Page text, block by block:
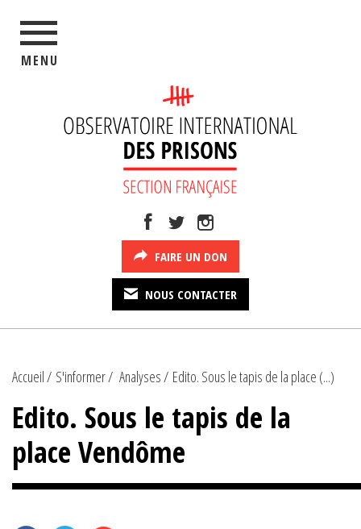
MENU
FAIRE UN DON
NOUS CONTACTER
Accueil S'informer Analyses Edito. Sous le tapis de la place (...)
Edito. Sous le tapis de la
place Vendôme